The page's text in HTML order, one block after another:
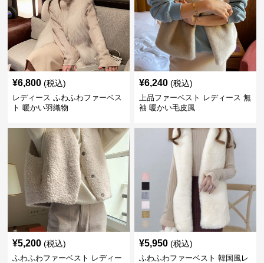
¥6,800 (税込)
レディース ふわふわファーベス
ト 暖かい羽織物
¥6,240 (税込)
上品ファーベスト レディース 無
袖 暖かい毛皮風
¥5,200 (税込)
ふわふわファーベスト レディー
¥5,950 (税込)
ふわふわファーベスト 韓国風レ